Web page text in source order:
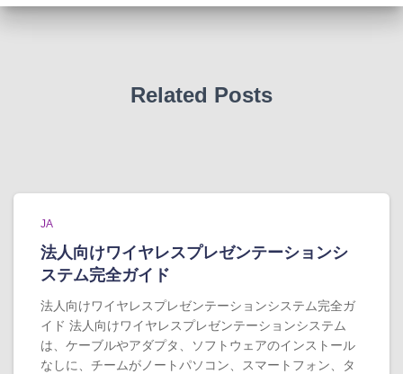
Related Posts
JA
法人向けワイヤレスプレゼンテーションシ
ステム完全ガイド
法人向けワイヤレスプレゼンテーションシステム完全ガ
イド 法人向けワイヤレスプレゼンテーションシステム
は、ケーブルやアダプタ、ソフトウェアのインストール
なしに、チームがノートパソコン、スマートフォン、タ